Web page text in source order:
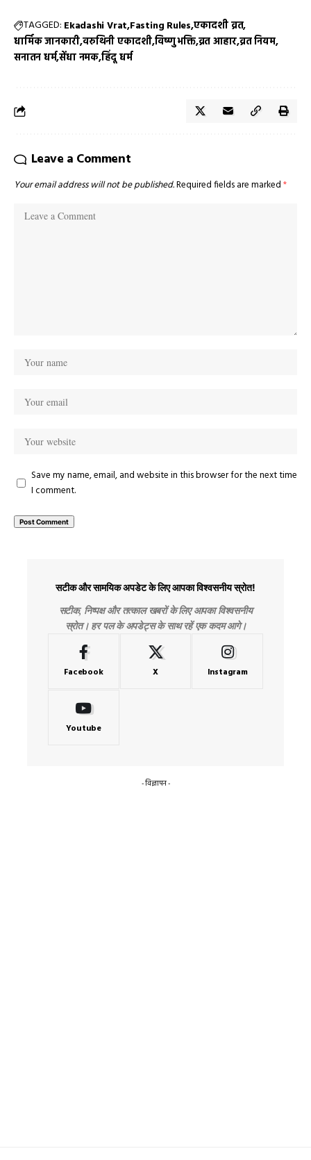
TAGGED: Ekadashi VratFasting Rulesएकादशी व्रत
धार्मिक जानकारीवरुथिनी एकादशीविष्णु भक्तिव्रत आहारव्रत नियम
सनातन धर्मसेंधा नमकहिंदू धर्म
Leave a Comment
Your email address will not be published.Required fields are marked*
Save my name, email, and website in this browser for the next time
I comment.
सटीक और सामयिक अपडेट के लिए आपका विश्वसनीय स्रोत!
सटीक, निष्पक्ष और तत्काल खबरों के लिए आपका विश्वसनीय
स्रोत। हर पल के अपडेट्स के साथ रहें एक कदम आगे।
Facebook X Instagram
Youtube
- विज्ञापन -